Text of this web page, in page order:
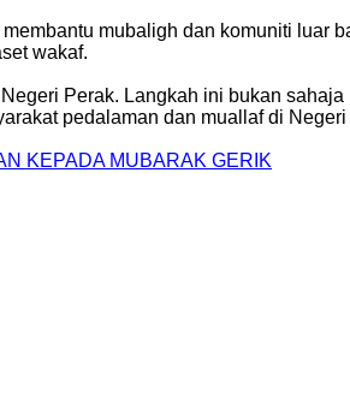
mubaligh dan komuniti luar
wakaf.
Perak. Langkah ini bukan
pedalaman dan muallaf di Negeri
KEPADA MUBARAK GERIK